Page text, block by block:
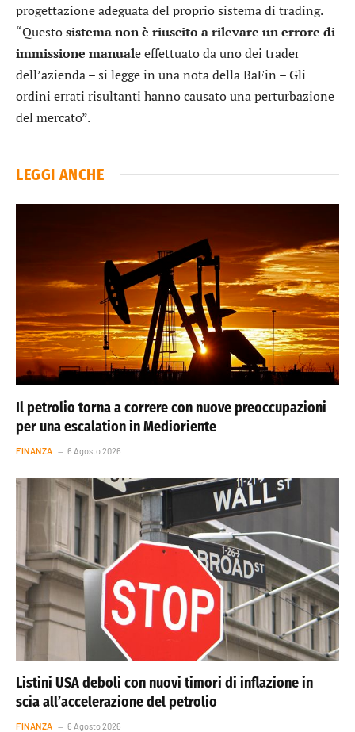
progettazione adeguata del proprio sistema di trading.
“Questosistema non è riuscito a rilevare un errore di
immissione manuale effettuato da uno dei trader
dell’azienda – si legge in una nota della BaFin – Gli
ordini errati risultanti hanno causato una perturbazione
del mercato”.
LEGGI ANCHE
Il petrolio torna a correre con nuove preoccupazioni
per una escalation in Medioriente
FINANZA 6 Agosto 2026
Listini USA deboli con nuovi timori di inflazione in
scia all’accelerazione del petrolio
FINANZA 6 Agosto 2026